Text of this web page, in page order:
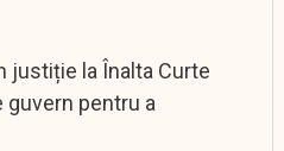
justiție la Înalta Curte
pentru a